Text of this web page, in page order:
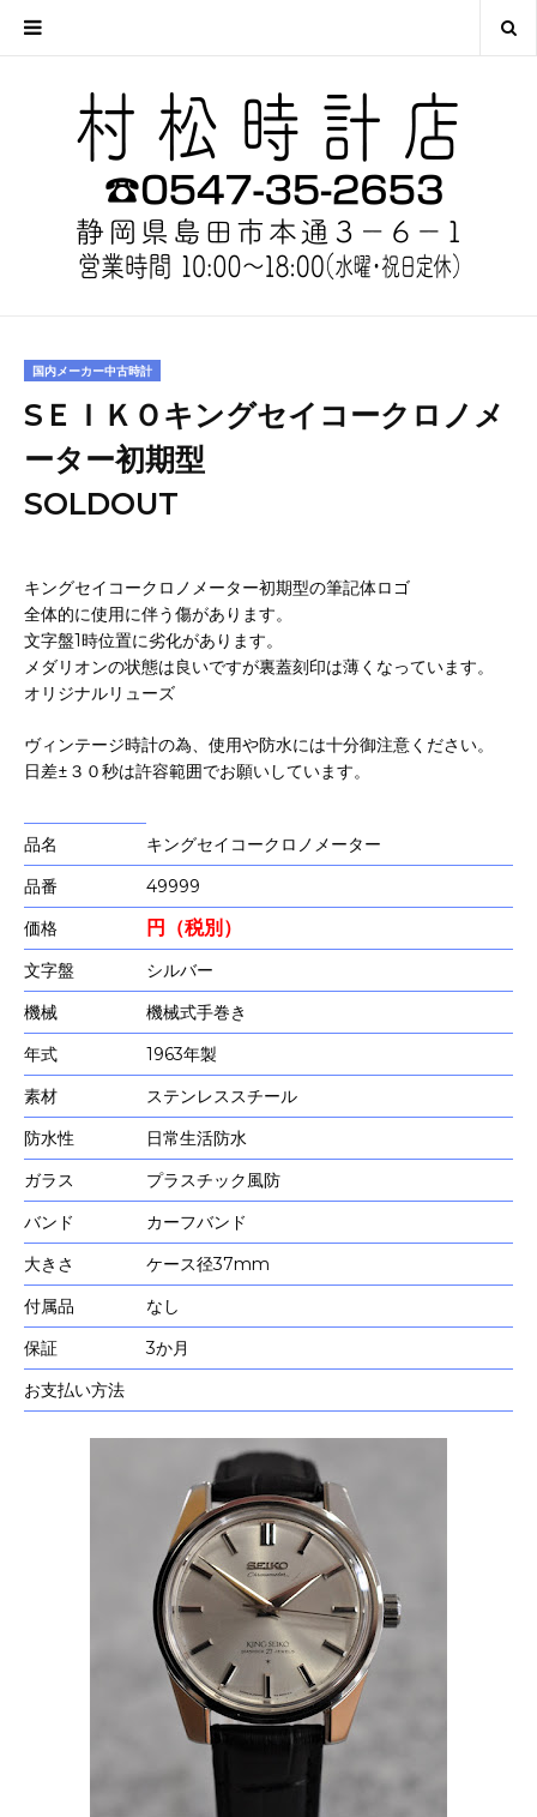
国内メーカー中古時計
SＥＩＫＯキングセイコークロノメ
ーター初期型
SOLDOUT
キングセイコークロノメーター初期型の筆記体ロゴ
全体的に使用に伴う傷があります。
文字盤1時位置に劣化があります。
メダリオンの状態は良いですが裏蓋刻印は薄くなっています。
オリジナルリューズ
ヴィンテージ時計の為、使用や防水には十分御注意ください。
日差±３０秒は許容範囲でお願いしています。
品名
キングセイコークロノメーター
品番
49999
価格
円（税別）
文字盤
シルバー
機械
機械式手巻き
年式
1963年製
素材
ステンレススチール
防水性
日常生活防水
ガラス
プラスチック風防
バンド
カーフバンド
大きさ
ケース径37mm
付属品
なし
保証
3か月
お支払い方法